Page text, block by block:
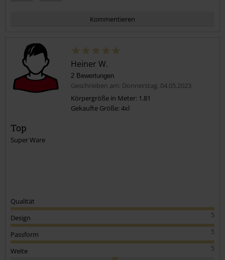
Kommentieren
Heiner W.
2 Bewertungen
Geschrieben am: Donnerstag, 04.05.2023
Körpergröße in Meter: 1.81
Gekaufte Größe: 4xl
Top
Super Ware
Qualität
5
Design
5
Passform
5
Weite